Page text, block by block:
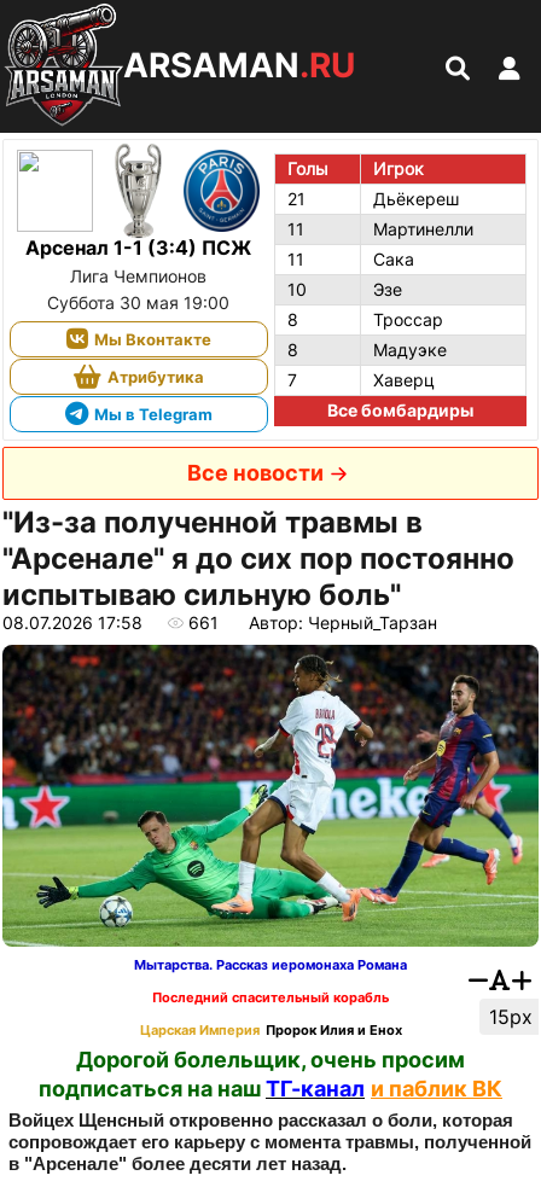
ARSAMAN.RU
Арсенал 1-1 (3:4) ПСЖ
Лига Чемпионов
Суббота 30 мая 19:00
Мы Вконтакте
Атрибутика
Мы в Telegram
Голы
Игрок
21
Дьёкереш
11
Мартинелли
11
Сака
10
Эзе
8
Троссар
8
Мадуэке
7
Хаверц
Все бомбардиры
Все новости
"Из-за полученной травмы в
"Арсенале" я до сих пор постоянно
испытываю сильную боль"
08.07.2026 17:58 661 Автор: Черный_Тарзан
15px
Мытарства. Рассказ иеромонаха Романа
Последний спасительный корабль
Царская Империя Пророк Илия и Енох
Дорогой болельщик, очень просим
подписаться на нашТГ-канал и паблик ВК
Войцех Щенсный откровенно рассказал о боли, которая
сопровождает его карьеру с момента травмы, полученной
в "Арсенале" более десяти лет назад.